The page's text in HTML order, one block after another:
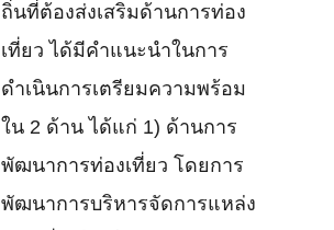
ถิ่นที่ต้องส่งเสริมด้านการท่อง
เที่ยว ได้มีคำแนะนำในการ
ดำเนินการเตรียมความพร้อม
ใน 2 ด้าน ได้แก่ 1) ด้านการ
พัฒนาการท่องเที่ยว โดยการ
พัฒนาการบริหารจัดการแหล่ง